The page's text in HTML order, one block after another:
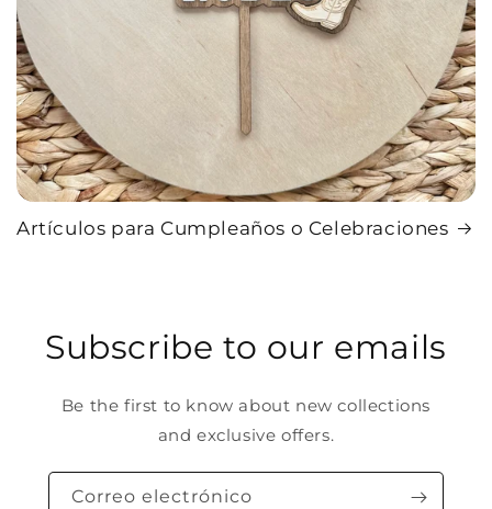
Artículos para Cumpleaños o Celebraciones
Subscribe to our emails
Be the first to know about new collections
and exclusive offers.
Correo electrónico